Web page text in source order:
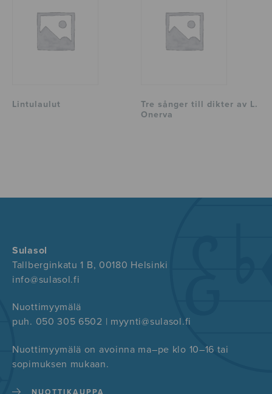
Lintulaulut
Tre sånger till dikter av L.
Onerva
Sulasol
Tallberginkatu 1 B, 00180 Helsinki
info@sulasol.fi
Nuottimyymälä
puh. 050 305 6502 | myynti@sulasol.fi
Nuottimyymälä on avoinna ma–pe klo 10–16 tai
sopimuksen mukaan.